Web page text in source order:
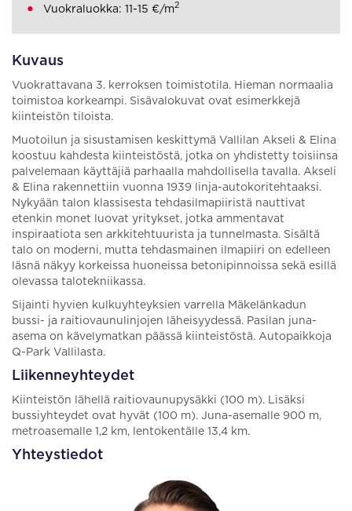
Kuvaus
Vuokrattavana 3. kerroksen toimistotila. Hieman normaalia
toimistoa korkeampi. Sisävalokuvat ovat esimerkkejä
kiinteistön tiloista.
Muotoilun ja sisustamisen keskittymä Vallilan Akseli & Elina
koostuu kahdesta kiinteistöstä, jotka on yhdistetty toisiinsa
palvelemaan käyttäjiä parhaalla mahdollisella tavalla. Akseli
& Elina rakennettiin vuonna 1939 linja-autokoritehtaaksi.
Nykyään talon klassisesta tehdasilmapiiristä nauttivat
etenkin monet luovat yritykset, jotka ammentavat
inspiraatiota sen arkkitehtuurista ja tunnelmasta. Sisältä
talo on moderni, mutta tehdasmainen ilmapiiri on edelleen
läsnä näkyy korkeissa huoneissa betonipinnoissa sekä esillä
olevassa talotekniikassa.
Sijainti hyvien kulkuyhteyksien varrella Mäkelänkadun
bussi- ja raitiovaunulinjojen läheisyydessä. Pasilan juna-
asema on kävelymatkan päässä kiinteistöstä. Autopaikkoja
Q-Park Vallilasta.
Liikenneyhteydet
Kiinteistön lähellä raitiovaunupysäkki (100 m). Lisäksi
bussiyhteydet ovat hyvät (100 m). Juna-asemalle 900 m,
metroasemalle 1,2 km, lentokentälle 13,4 km.
Yhteystiedot
Vuokraluokka: 11-15 €/m2